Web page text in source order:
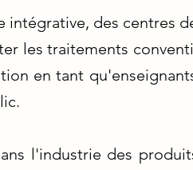
intégrative, des centres
les traitements
en tant
l'industrie des